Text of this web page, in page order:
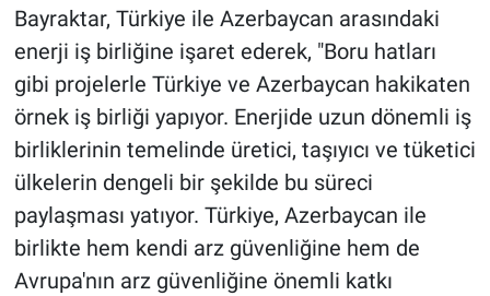
Bayraktar, Türkiye ile Azerbaycan arasındaki
enerji iş birliğine işaret ederek, "Boru hatları
gibi projelerle Türkiye ve Azerbaycan hakikaten
örnek iş birliği yapıyor. Enerjide uzun dönemli iş
birliklerinin temelinde üretici, taşıyıcı ve tüketici
ülkelerin dengeli bir şekilde bu süreci
paylaşması yatıyor. Türkiye, Azerbaycan ile
birlikte hem kendi arz güvenliğine hem de
Avrupa'nın arz güvenliğine önemli katkı